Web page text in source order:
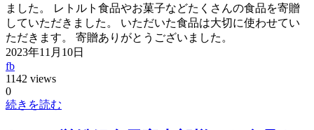
ました。 レトルト食品やお菓子などたくさんの食品を寄贈
していただきました。 いただいた食品は大切に使わせてい
ただきます。 寄贈ありがとうございました。
2023年11月10日
fb
1142 views
0
続きを読む